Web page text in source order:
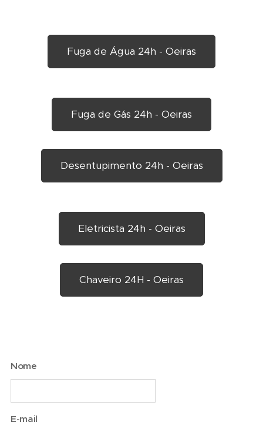
Fuga de Água 24h - Oeiras
Fuga de Gás 24h - Oeiras
Desentupimento 24h - Oeiras
Eletricista 24h - Oeiras
Chaveiro 24H - Oeiras
Nome
E-mail